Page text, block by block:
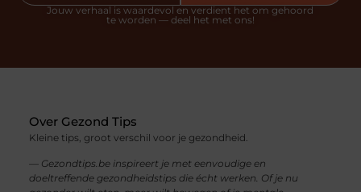
Jouw verhaal is waardevol en verdient het om gehoord
te worden — deel het met ons!
Over Gezond Tips
Kleine tips, groot verschil voor je gezondheid.
— Gezondtips.be inspireert je met eenvoudige en
doeltreffende gezondheidstips die écht werken. Of je nu